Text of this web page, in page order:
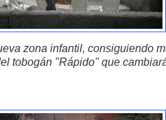
zona infantil, consiguiendo
tobogán "Rápido" que